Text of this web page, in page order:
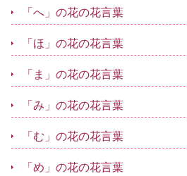
「へ」の花の花言葉
「ほ」の花の花言葉
「ま」の花の花言葉
「み」の花の花言葉
「む」の花の花言葉
「め」の花の花言葉